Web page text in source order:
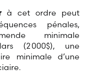
à cet ordre peut
pénales,
minimale
(2 000$), une
minimale d’une